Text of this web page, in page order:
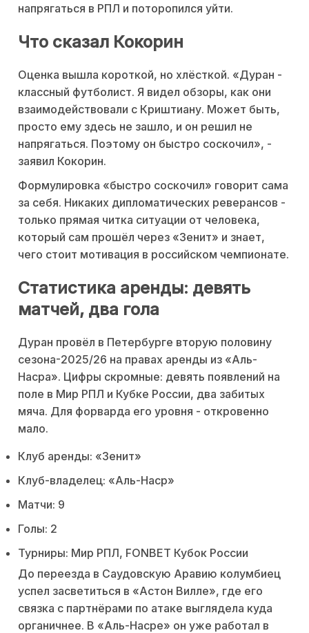
напрягаться в РПЛ и поторопился уйти.
Что сказал Кокорин
Оценка вышла короткой, но хлёсткой. «Дуран -
классный футболист. Я видел обзоры, как они
взаимодействовали с Криштиану. Может быть,
просто ему здесь не зашло, и он решил не
напрягаться. Поэтому он быстро соскочил», -
заявил Кокорин.
Формулировка «быстро соскочил» говорит сама
за себя. Никаких дипломатических реверансов -
только прямая читка ситуации от человека,
который сам прошёл через «Зенит» и знает,
чего стоит мотивация в российском чемпионате.
Статистика аренды: девять
матчей, два гола
Дуран провёл в Петербурге вторую половину
сезона-2025/26 на правах аренды из «Аль-
Насра». Цифры скромные: девять появлений на
поле в Мир РПЛ и Кубке России, два забитых
мяча. Для форварда его уровня - откровенно
мало.
Клуб аренды: «Зенит»
Клуб-владелец: «Аль-Наср»
Матчи: 9
Голы: 2
Турниры: Мир РПЛ, FONBET Кубок России
До переезда в Саудовскую Аравию колумбиец
успел засветиться в «Астон Вилле», где его
связка с партнёрами по атаке выглядела куда
органичнее. В «Аль-Насре» он уже работал в